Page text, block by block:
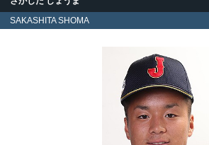
SAKASHITA SHOMA